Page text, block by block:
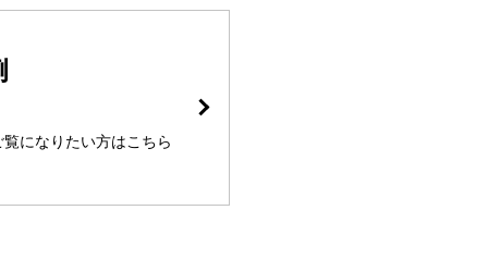
になりたい方はこちら